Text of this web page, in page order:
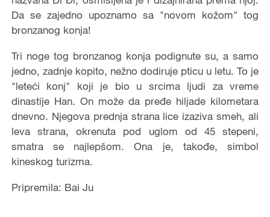
Da se zajedno upoznamo sa "novom kožom" tog
bronzanog konja!
Tri noge tog bronzanog konja podignute su, a samo
jedno, zadnje kopito, nežno dodiruje pticu u letu. To je
"leteći konj" koji je bio u srcima ljudi za vreme
dinastije Han. On može da pređe hiljade kilometara
dnevno. Njegova prednja strana lice izaziva smeh, ali
leva strana, okrenuta pod uglom od 45 stepeni,
smatra se najlepšom. Ona je, takođe, simbol
kineskog turizma.
Pripremila: Bai Ju